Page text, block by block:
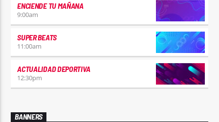
ENCIENDE TU MAÑANA
9:00am
SUPER BEATS
11:00am
ACTUALIDAD DEPORTIVA
12:30pm
BANNERS